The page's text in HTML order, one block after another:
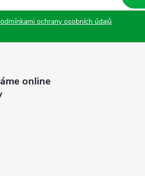
ochrany osobních údajů
online